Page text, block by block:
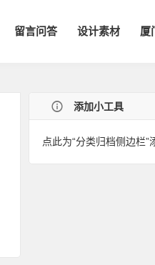
留言问答 设计素材 厦
添加小工具
点此为“分类归档侧边栏”